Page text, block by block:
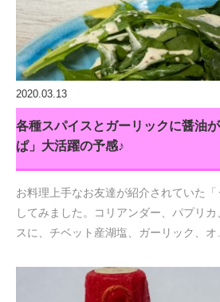
2020.03.13
各種スパイスとガーリックに醤油
ぱ」大活躍の予感♪
お料理上手なお友達が紹介されていた
してみました。コリアンダー、パプリ
スに、チベット産湖塩、ガーリック、オ